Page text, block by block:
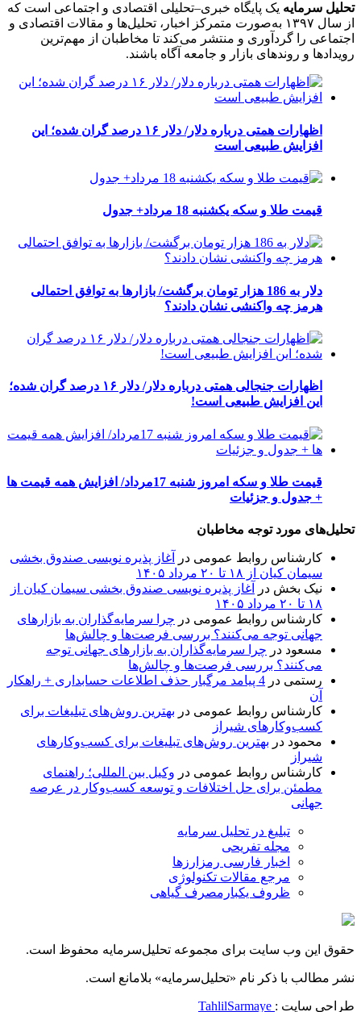
تحلیل سرمایه یک پایگاه خبری–تحلیلی اقتصادی و اجتماعی است که
از سال ۱۳۹۷ به‌صورت متمرکز اخبار، تحلیل‌ها و مقالات اقتصادی و
اجتماعی را گردآوری و منتشر می‌کند تا مخاطبان از مهم‌ترین
رویدادها و روندهای بازار و جامعه آگاه باشند.
اظهارات همتی درباره دلار/ دلار ۱۶ درصد گران شده؛ این
افزایش طبیعی است
قیمت طلا و سکه یکشنبه 18 مرداد+ جدول
دلار به 186 هزار تومان برگشت/ بازارها به توافق احتمالی
هرمز چه واکنشی نشان دادند؟
اظهارات جنجالی همتی درباره دلار/ دلار ۱۶ درصد گران شده؛
این افزایش طبیعی است!
قیمت طلا و سکه امروز شنبه 17مرداد/ افزایش همه قیمت ها
+ جدول و جزئیات
تحلیل‌های مورد توجه مخاطبان
کارشناس روابط عمومی در
آغاز پذیره نویسی صندوق بخشی
سیمان کیان از ۱۸ تا ۲۰ مرداد ۱۴۰۵
نیک بخش در
آغاز پذیره نویسی صندوق بخشی سیمان کیان از
۱۸ تا ۲۰ مرداد ۱۴۰۵
کارشناس روابط عمومی در چرا سرمایه‌گذاران به بازارهای
جهانی توجه می‌کنند؟ بررسی فرصت‌ها و چالش‌ها
مسعود در چرا سرمایه‌گذاران به بازارهای جهانی توجه
می‌کنند؟ بررسی فرصت‌ها و چالش‌ها
رستمی در
4 پیامد مرگبار حذف اطلاعات حسابداری + راهکار
آن
کارشناس روابط عمومی در بهترین روش‌های تبلیغات برای
کسب‌وکارهای شیراز
محمود در بهترین روش‌های تبلیغات برای کسب‌وکارهای
شیراز
کارشناس روابط عمومی در وکیل بین المللی؛ راهنمای
مطمئن برای حل اختلافات و توسعه کسب‌وکار در عرصه
جهانی
تبلیغ در تحلیل سرمایه
مجله تفریحی
اخبار فارسی رمزارزها
مرجع مقالات تکنولوژی
ظروف یکبارمصرف گیاهی
حقوق این وب سایت برای مجموعه تحلیل‌سرمایه محفوظ است.
نشر مطالب با ذکر نام «تحلیل‌سرمایه» بلامانع است.
طراحی سایت :